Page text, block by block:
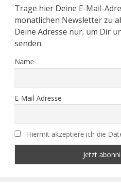
Trage hier Deine E-Mail-
monatlichen Newsletter zu
Deine Adresse nur, um Dir
senden.
Name
E-Mail-Adresse
Hiermit akzeptiere ich die